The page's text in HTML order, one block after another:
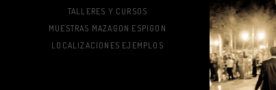
TALLERES Y CURSOS
MUESTRAS MAZAGON ESPIGON
LOCALIZACIONES EJEMPLOS